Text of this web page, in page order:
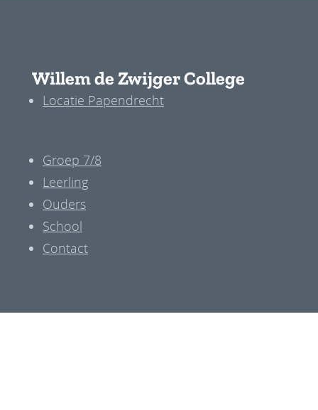
Willem de Zwijger College
Locatie Papendrecht
Groep 7/8
Leerling
Ouders
School
Contact